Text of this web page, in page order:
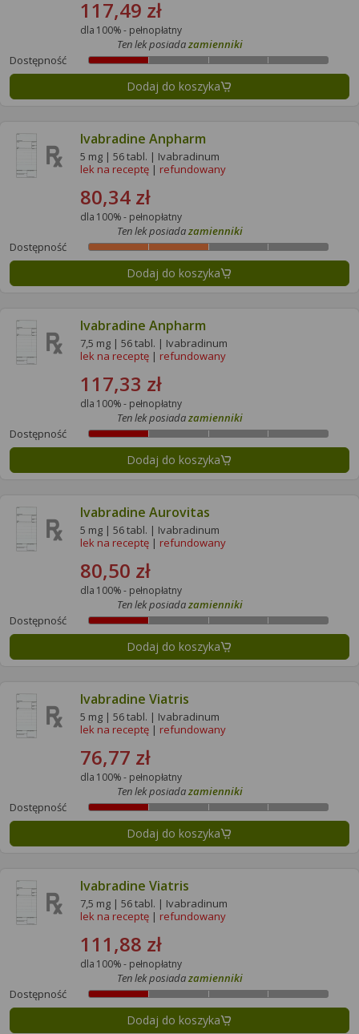
117,49 zł
dla 100% - pełnopłatny
Dostępność
Ten lek posiadazamienniki
Dodaj do koszyka
Ivabradine Anpharm
5 mg | 56 tabl. | Ivabradinum
lek na receptę | refundowany
80,34 zł
dla 100% - pełnopłatny
Dostępność
Ten lek posiadazamienniki
Dodaj do koszyka
Ivabradine Anpharm
7,5 mg | 56 tabl. | Ivabradinum
lek na receptę | refundowany
117,33 zł
dla 100% - pełnopłatny
Dostępność
Ten lek posiadazamienniki
Dodaj do koszyka
Ivabradine Aurovitas
5 mg | 56 tabl. | Ivabradinum
lek na receptę | refundowany
80,50 zł
dla 100% - pełnopłatny
Dostępność
Ten lek posiadazamienniki
Dodaj do koszyka
Ivabradine Viatris
5 mg | 56 tabl. | Ivabradinum
lek na receptę | refundowany
76,77 zł
dla 100% - pełnopłatny
Dostępność
Ten lek posiadazamienniki
Dodaj do koszyka
Ivabradine Viatris
7,5 mg | 56 tabl. | Ivabradinum
lek na receptę | refundowany
111,88 zł
dla 100% - pełnopłatny
Dostępność
Ten lek posiadazamienniki
Dodaj do koszyka